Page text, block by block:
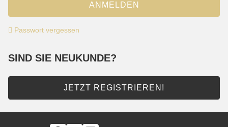
ANMELDEN
Passwort vergessen
SIND SIE NEUKUNDE?
JETZT REGISTRIEREN!